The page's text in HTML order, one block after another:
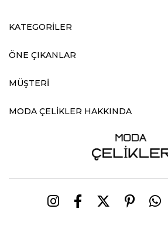
KATEGORİLER
ÖNE ÇIKANLAR
MÜŞTERİ
MODA ÇELİKLER HAKKINDA